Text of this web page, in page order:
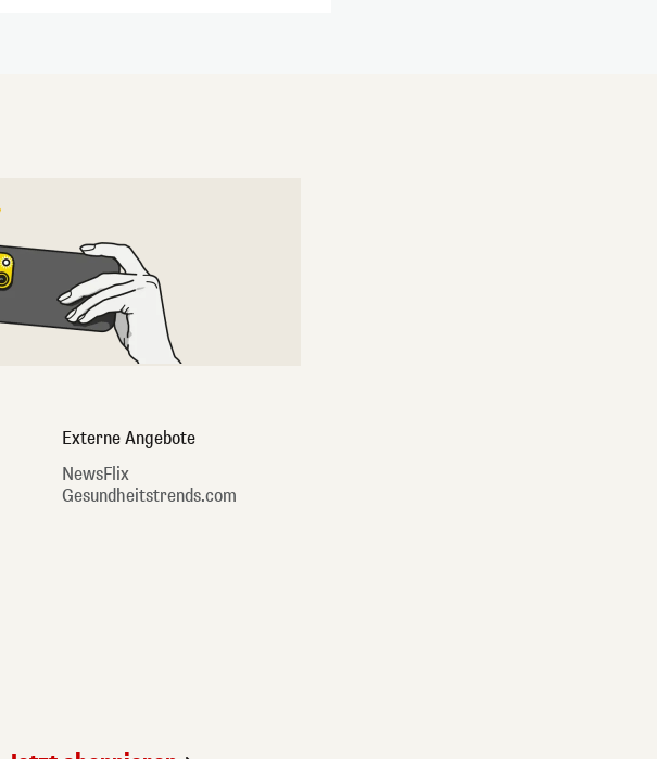
Externe Angebote
NewsFlix
Gesundheitstrends.com